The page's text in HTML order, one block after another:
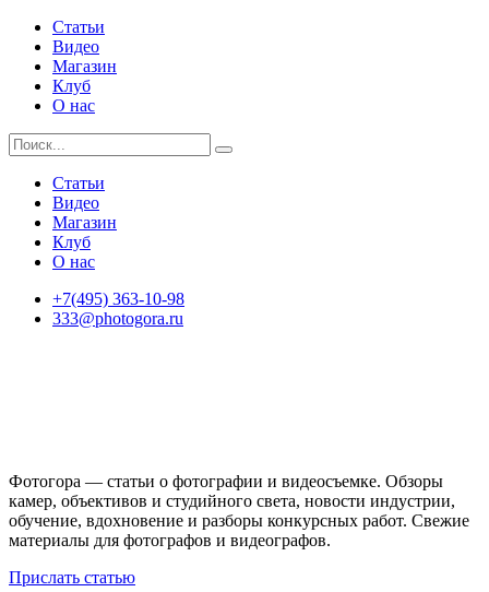
Статьи
Видео
Магазин
Клуб
О нас
Статьи
Видео
Магазин
Клуб
О нас
+7(495) 363-10-98
333@photogora.ru
Фотогора — статьи о фотографии и видеосъемке. Обзоры
камер, объективов и студийного света, новости индустрии,
обучение, вдохновение и разборы конкурсных работ. Свежие
материалы для фотографов и видеографов.
Прислать статью